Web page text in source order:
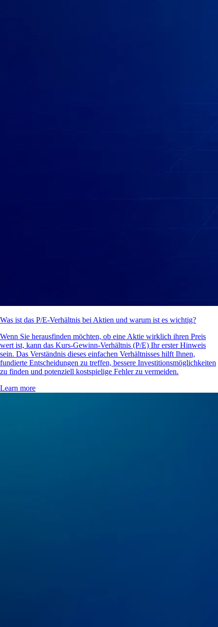
Was ist das P/E-Verhältnis bei Aktien und warum ist es wichtig?
Wenn Sie herausfinden möchten, ob eine Aktie wirklich ihren Preis
wert ist, kann das Kurs-Gewinn-Verhältnis (P/E) Ihr erster Hinweis
sein. Das Verständnis dieses einfachen Verhältnisses hilft Ihnen,
fundierte Entscheidungen zu treffen, bessere Investitionsmöglichkeiten
zu finden und potenziell kostspielige Fehler zu vermeiden.
Learn more